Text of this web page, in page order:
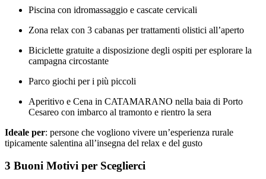
Piscina con idromassaggio e cascate cervicali
Zona relax con 3 cabanas per trattamenti olistici all’aperto
Biciclette gratuite a disposizione degli ospiti per esplorare la
campagna circostante
Parco giochi per i più piccoli
Aperitivo e Cena in CATAMARANO nella baia di Porto
Cesareo con imbarco al tramonto e rientro la sera
Ideale per: persone che vogliono vivere un’esperienza rurale
tipicamente salentina all’insegna del relax e del gusto
3 Buoni Motivi per Sceglierci